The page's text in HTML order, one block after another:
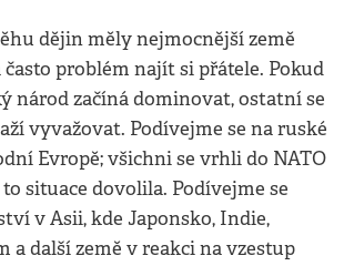
dějin měly nejmocnější země
často problém najít si přátele. Pokud
národ začíná dominovat, ostatní se
vyvažovat. Podívejme se na ruské
Evropě; všichni se vrhli do NATO
situace dovolila. Podívejme se
v Asii, kde Japonsko, Indie,
a další země v reakci na vzestup